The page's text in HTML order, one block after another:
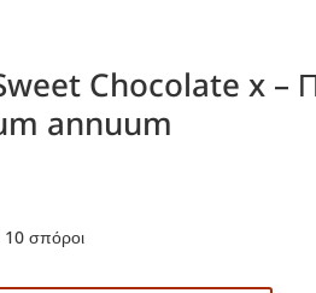
Chocolate x –
annuum
10 σπόροι